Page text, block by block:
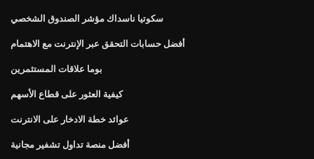
سكوتيا ناسداك مؤشر الصندوق الشخصي
أفضل حسابات التحقق عبر الإنترنت مع الاهتمام
بوما علاقات المستثمرين
كيفية العثور على قطاع الأسهم
عوائد خطة الادخار على الانترنت
أفضل منصة تداول تشفير مجانية